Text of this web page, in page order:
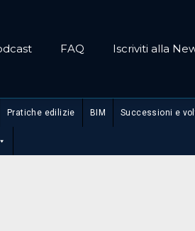
FAQ Iscriviti alla
Pratiche edilizie BIM Successioni e